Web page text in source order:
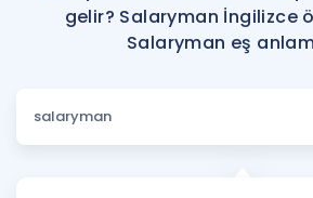
Ücretsiz Kaynaklar
Puan Hesaplama
İngilizce
gelir? Salaryman İngilizce
Salaryman eş